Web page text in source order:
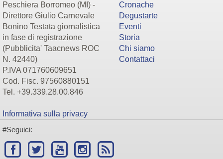
Peschiera Borromeo (MI) -
Direttore Giulio Carnevale
Bonino Testata giornalistica
in fase di registrazione
(Pubblicita' Taacnews ROC
N. 42440)
P.IVA 071760609651
Cod. Fisc. 97560880151
Tel. +39.339.28.00.846
Informativa sulla privacy
Cronache
Degustarte
Eventi
Storia
Chi siamo
Contattaci
#Seguici: